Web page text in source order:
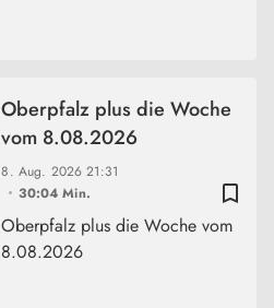
bookmark_border
8. Aug. 202621:31
30:04 Min.
Oberpfalz plus die Woche
vom 8.08.2026
Oberpfalz plus die Woche vom
8.08.2026